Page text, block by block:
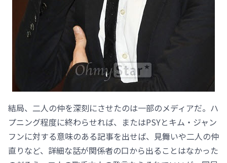
結局、二人の仲を深刻にさせたのは一部のメディアだ。ハ
プニング程度に終わらせれば、またはPSYとキム・ジャン
フンに対する意味のある記事を出せば、見舞いや二人の仲
直りなど、詳細な話が関係者の口から出ることはなかった